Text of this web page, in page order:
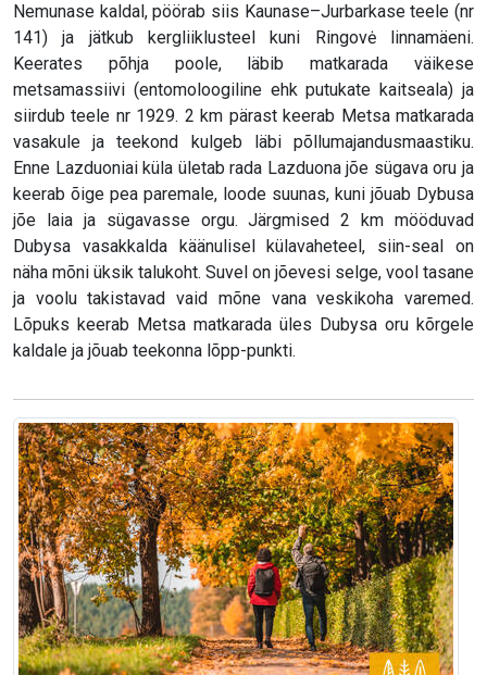
Nemunase kaldal, pöörab siis Kaunase–Jurbarkase teele (nr
141) ja jätkub kergliiklusteel kuni Ringovė linnamäeni.
Keerates põhja poole, läbib matkarada väikese
metsamassiivi (entomoloogiline ehk putukate kaitseala) ja
siirdub teele nr 1929. 2 km pärast keerab Metsa matkarada
vasakule ja teekond kulgeb läbi põllumajandusmaastiku.
Enne Lazduoniai küla ületab rada Lazduona jõe sügava oru ja
keerab õige pea paremale, loode suunas, kuni jõuab Dybusa
jõe laia ja sügavasse orgu. Järgmised 2 km mööduvad
Dubysa vasakkalda käänulisel külavaheteel, siin-seal on
näha mõni üksik talukoht. Suvel on jõevesi selge, vool tasane
ja voolu takistavad vaid mõne vana veskikoha varemed.
Lõpuks keerab Metsa matkarada üles Dubysa oru kõrgele
kaldale ja jõuab teekonna lõpp-punkti.